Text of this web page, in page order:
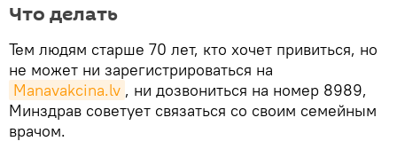
Что делать
Тем людям старше 70 лет, кто хочет привиться, но
не может ни зарегистрироваться на
Мanavakcina.lv , ни дозвониться на номер 8989,
Минздрав советует связаться со своим семейным
врачом.